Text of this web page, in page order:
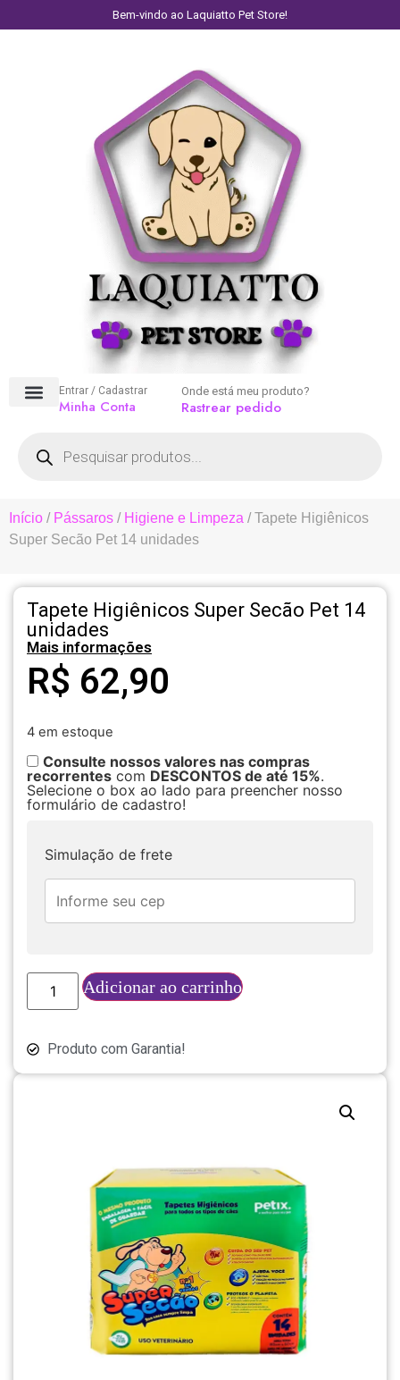
Bem-vindo ao Laquiatto Pet Store!
Entrar / Cadastrar
Minha Conta
Onde está meu produto?
Rastrear pedido
Início / Pássaros / Higiene e Limpeza / Tapete Higiênicos
Super Secão Pet 14 unidades
Tapete Higiênicos Super Secão Pet 14
unidades
Mais informações
R$ 62,90
4 em estoque
Consulte nossos valores nas compras
recorrentes com DESCONTOS de até 15%.
Selecione o box ao lado para preencher nosso
formulário de cadastro!
Simulação de frete
Adicionar ao carrinho
Produto com Garantia!